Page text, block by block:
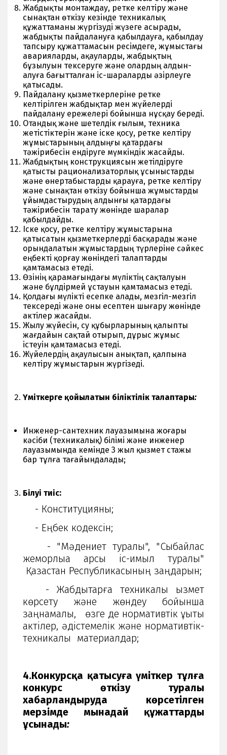
Жабдықты монтаждау, ретке келтіру және
сынақтан өткізу кезінде техникалық
құжаттаманы жүргізуді жүзеге асырады,
жабдықты пайдалануға қабылдауға, қабылдау
тапсыру құжаттамасын ресімдеге, жұмыстағы
аварияларды, ақауларды, жабдықтың
бұзылуын тексеруге және олардың алдын-
алуға бағытталған іс-шараларды әзірлеуге
қатысады.
Пайдалану қызметкерлеріне ретке
келтірілген жабдықтар мен жүйелерді
пайдалану ережелері бойынша нұсқау береді.
Отандық және шетелдік ғылым, техника
жетістіктерін және іске қосу, ретке келтіру
жұмыстарының алдыңғы қатардағы
тәжірибесін ендіруге мүмкіндік жасайды.
Жабдықтың конструкциясын жетілдіруге
қатысты рационализаторлық ұсыныстарды
және өнертабыстарды қарауға, ретке келтіру
және сынақтан өткізу бойынша жұмыстарды
ұйымдастырудың алдынғы қатардағы
тәжірибесін тарату жөнінде шаралар
қабылдайды.
Іске қосу, ретке келтіру жұмыстарына
қатысатын қызметкерлерді басқарады және
орындалатын жұмыстардың түрлеріне сәйкес
еңбекті қорғау жөніндегі талаптарды
қамтамасыз етеді.
Өзінің қарамағындағы мүліктің сақталуын
және бұлдірмей ұстауын қамтамасыз етеді.
Қолдағы мүлікті есепке алады, мезгіл-мезгіл
тексереді және оны есептен шығару жөнінде
актілер жасайды.
Жылу жүйесін, су құбырларының қалыпты
жағдайын сақтай отырып, дұрыс жұмыс
істеуін қамтамасыз етеді.
Жүйелердің ақаулысын анықтап, қалпына
келтіру жұмыстарын жүргізеді.
Үміткерге қойылатын біліктілік талаптары:
Инженер-сантехник лауазымына жоғары
кәсіби (техникалық) білімі және инженер
лауазымында кемінде 3 жыл қызмет стажы
бар тұлға тағайындалады;
Білуі тиіс:
- Конституцияны;
- Еңбек кодексін;
- "Мәдениет туралы", "Сыбайлас
жемқорлыққа қарсы іс-қимыл туралы"
Қазақстан Республикасының заңдарын;
- Жабдықтарға техникалық қызмет
көрсету және жөндеу бойынша
заңнамалық, өзге де нормативтік құқықтық
актілер, әдістемелік және нормативтік-
техникалық материалдар;
4.Конкурсқа қатысуға үміткер тұлға
конкурс өткізу туралы
хабарландыруда көрсетілген
мерзімде мынадай құжаттарды
ұсынады: